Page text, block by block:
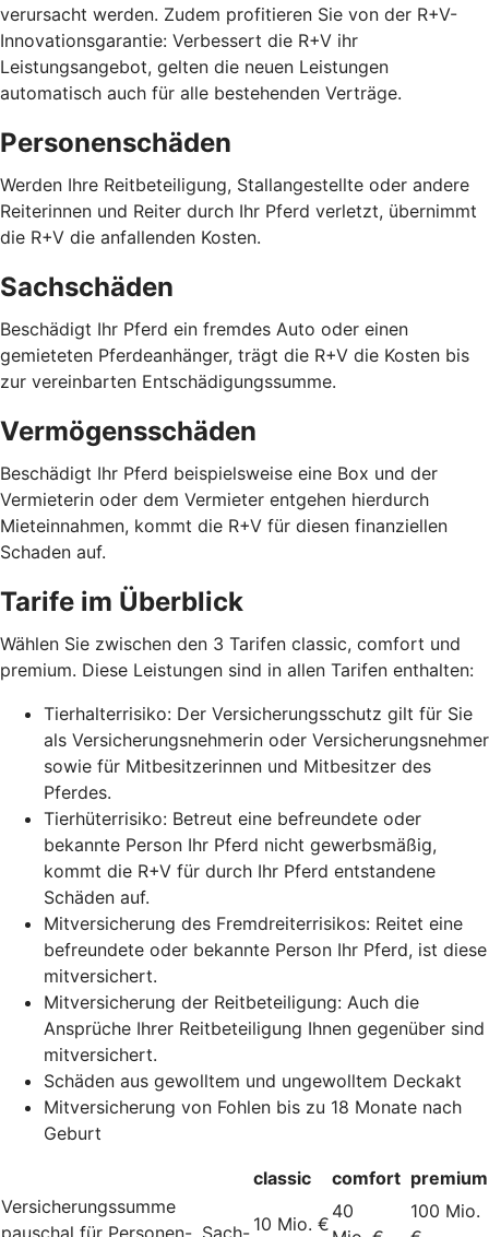
verursacht werden. Zudem profitieren Sie von der R+V-
Innovationsgarantie: Verbessert die R+V ihr
Leistungsangebot, gelten die neuen Leistungen
automatisch auch für alle bestehenden Verträge.
Personenschäden
Werden Ihre Reitbeteiligung, Stallangestellte oder andere
Reiterinnen und Reiter durch Ihr Pferd verletzt, übernimmt
die R+V die anfallenden Kosten.
Sachschäden
Beschädigt Ihr Pferd ein fremdes Auto oder einen
gemieteten Pferdeanhänger, trägt die R+V die Kosten bis
zur vereinbarten Entschädigungssumme.
Vermögensschäden
Beschädigt Ihr Pferd beispielsweise eine Box und der
Vermieterin oder dem Vermieter entgehen hierdurch
Mieteinnahmen, kommt die R+V für diesen finanziellen
Schaden auf.
Tarife im Überblick
Wählen Sie zwischen den 3 Tarifen classic, comfort und
premium. Diese Leistungen sind in allen Tarifen enthalten:
Tierhalterrisiko: Der Versicherungsschutz gilt für Sie
als Versicherungsnehmerin oder Versicherungsnehmer
sowie für Mitbesitzerinnen und Mitbesitzer des
Pferdes.
Tierhüterrisiko: Betreut eine befreundete oder
bekannte Person Ihr Pferd nicht gewerbsmäßig,
kommt die R+V für durch Ihr Pferd entstandene
Schäden auf.
Mitversicherung des Fremdreiterrisikos: Reitet eine
befreundete oder bekannte Person Ihr Pferd, ist diese
mitversichert.
Mitversicherung der Reitbeteiligung: Auch die
Ansprüche Ihrer Reitbeteiligung Ihnen gegenüber sind
mitversichert.
Schäden aus gewolltem und ungewolltem Deckakt
Mitversicherung von Fohlen bis zu 18 Monate nach
Geburt
classic comfort premium
Versicherungssumme
pauschal für Personen-, Sach- 10 Mio. €
40
100 Mio.